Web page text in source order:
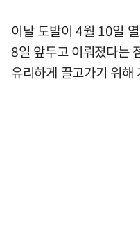
이날 도발이 4월 10일
8일 앞두고 이뤄졌다는
유리하게 끌고가기 위해